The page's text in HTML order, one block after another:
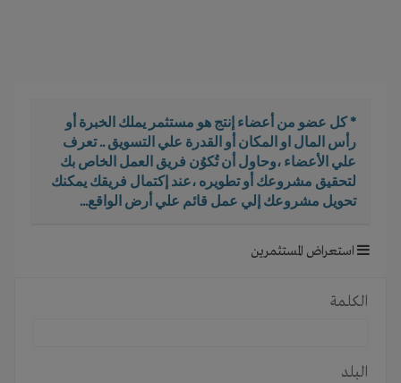
* كل عضو من أعضاء إنتج هو مستثمر يملك الخبرة أو
رأس المال او المكان أو القدرة علي التسويق .. تعرف
علي الأعضاء ،وحاول أن تُكوُن فريق العمل الخاص بك
لتحقيق مشروعك أو تطويره ،عند إكتمال فريقك يمكنك
تحويل مشروعك إلي عمل قائم علي أرض الواقع...
استعراض المستثمرين
الكلمة
البلد